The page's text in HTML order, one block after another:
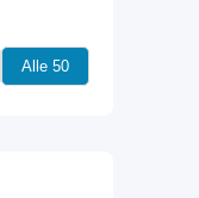
Alle 50